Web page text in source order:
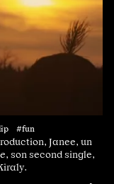
#fun
Janee, un
, son second single,